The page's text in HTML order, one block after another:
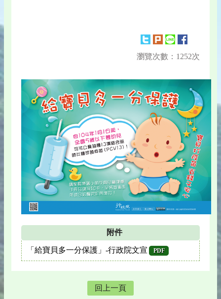
瀏覽次數：1252次
附件
「給寶貝多一分保護」-行政院文宣 PDF
回上一頁